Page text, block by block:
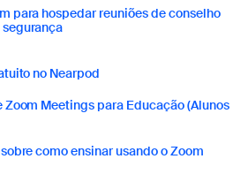
para hospedar reuniões de conselho
no Nearpod
Zoom Meetings para Educação (Alunos
como ensinar usando o Zoom